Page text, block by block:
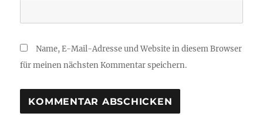
Name, E-Mail-Adresse und Website in diesem Browser
für meinen nächsten Kommentar speichern.